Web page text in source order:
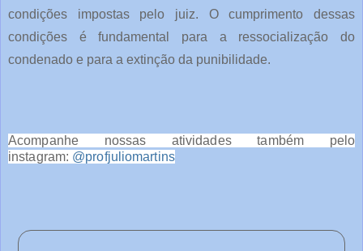
condições impostas pelo juiz. O cumprimento dessas
condições é fundamental para a ressocialização do
condenado e para a extinção da punibilidade.
Acompanhe nossas atividades também pelo
instagram: @profjuliomartins